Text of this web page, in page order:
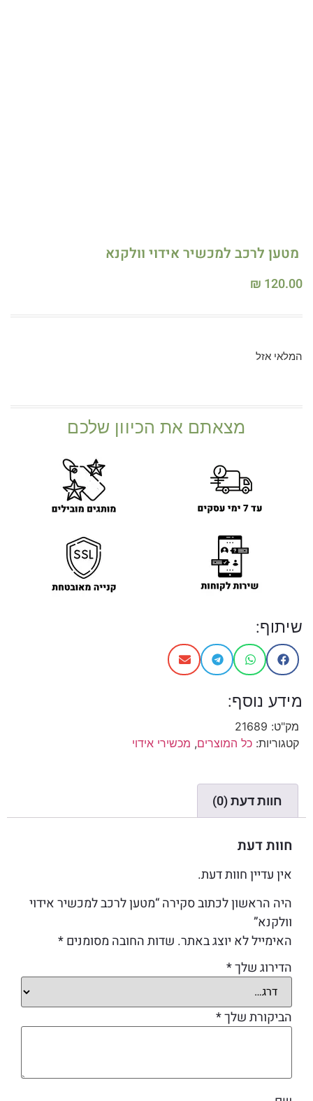
מטען לרכב למכשיר אידוי וולקנא
₪ 120.00
המלאי אזל
מצאתם את הכיוון שלכם
שיתוף:
מידע נוסף:
מק"ט: 21689
קטגוריות: כל המוצרים, מכשירי אידוי
חוות דעת (0)
חוות דעת
אין עדיין חוות דעת.
היה הראשון לכתוב סקירה “מטען לרכב למכשיר אידוי
וולקנא”
האימייל לא יוצג באתר. שדות החובה מסומנים*
הדירוג שלך*
הביקורת שלך*